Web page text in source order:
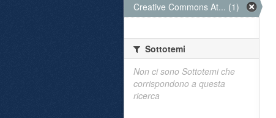
Creative Commons At... (1)
Sottotemi
Non ci sono Sottotemi che
corrispondono a questa
ricerca